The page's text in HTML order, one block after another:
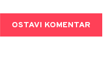
OSTAVI KOMENTAR